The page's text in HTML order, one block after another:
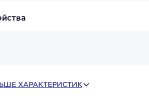
ХАРАКТЕРИСТИК